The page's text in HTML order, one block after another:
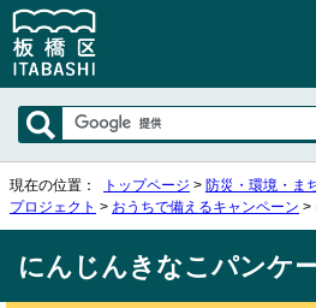
現在の位置： トップページ > 防災・環境・ま
プロジェクト > おうちで備えるキャンペーン >
にんじんきなこパンケ